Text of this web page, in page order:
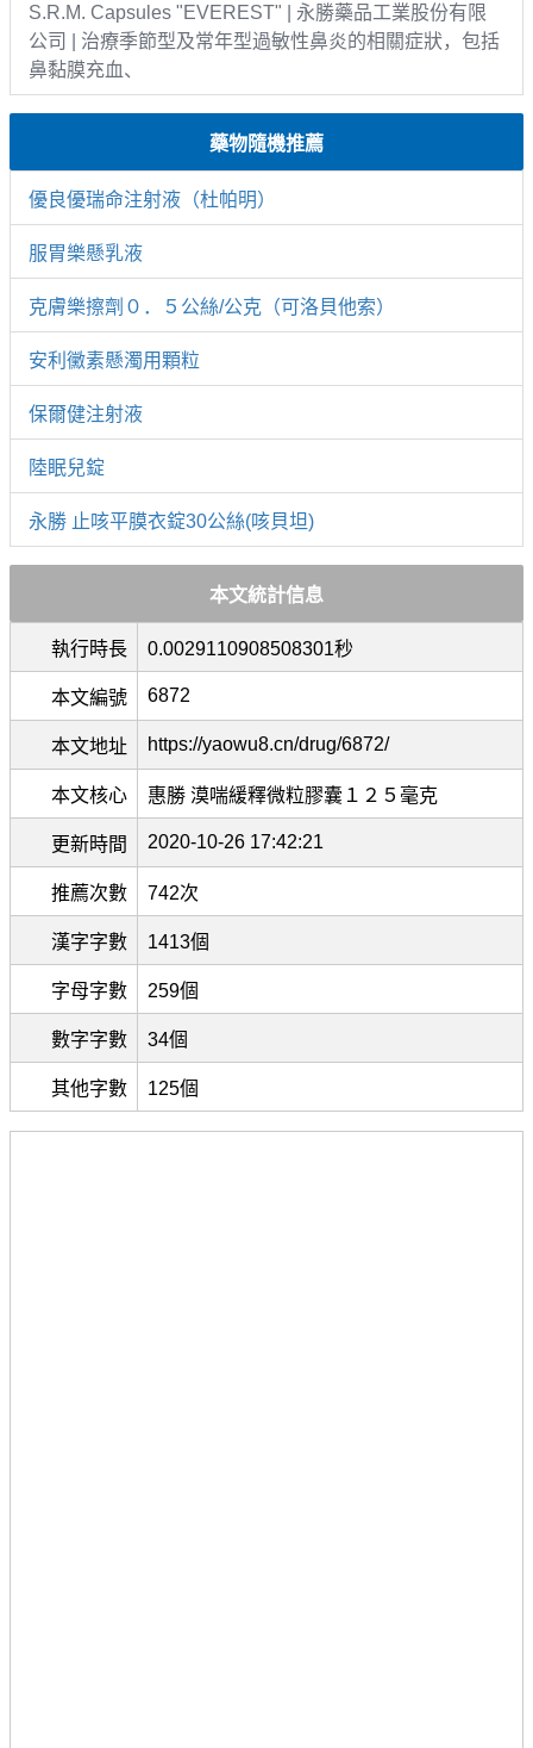
S.R.M. Capsules "EVEREST" | 永勝藥品工業股份有限
公司 | 治療季節型及常年型過敏性鼻炎的相關症狀，包括
鼻黏膜充血、
藥物隨機推薦
優良優瑞命注射液（杜帕明）
服胃樂懸乳液
克膚樂擦劑０．５公絲/公克（可洛貝他索）
安利黴素懸濁用顆粒
保爾健注射液
陸眠兒錠
永勝 止咳平膜衣錠30公絲(咳貝坦)
本文統計信息
執行時長 0.0029110908508301秒
本文編號 6872
本文地址 https://yaowu8.cn/drug/6872/
本文核心 惠勝 漠喘緩釋微粒膠囊１２５毫克
更新時間 2020-10-26 17:42:21
推薦次數 742次
漢字字數 1413個
字母字數 259個
數字字數 34個
其他字數 125個